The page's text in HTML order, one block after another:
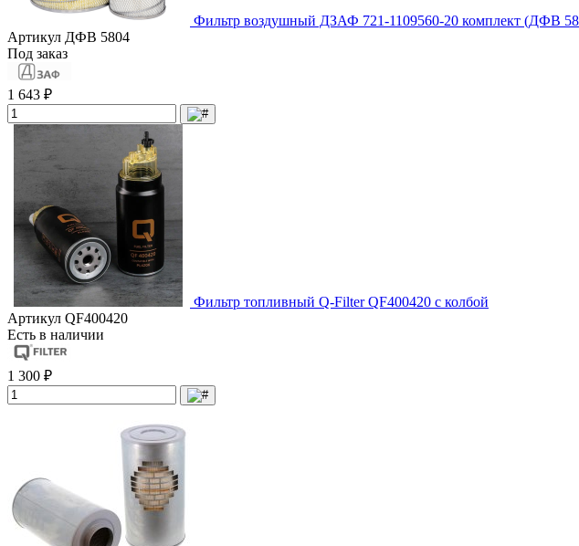
Фильтр воздушный ДЗАФ 721-1109560-20 комплект (ДФВ
Артикул ДФВ 5804
Под заказ
1 643 ₽
Фильтр топливный Q-Filter QF400420 с колбой
Артикул QF400420
Есть в наличии
1 300 ₽